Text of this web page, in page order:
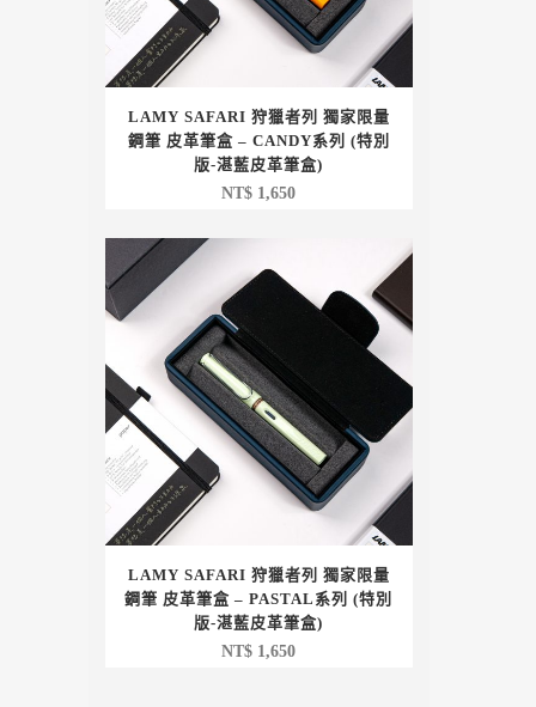
LAMY SAFARI 狩獵者列 獨家限量
鋼筆 皮革筆盒 – CANDY系列 (特別
版-湛藍皮革筆盒)
NT$ 1,650
LAMY SAFARI 狩獵者列 獨家限量
鋼筆 皮革筆盒 – PASTAL系列 (特別
版-湛藍皮革筆盒)
NT$ 1,650